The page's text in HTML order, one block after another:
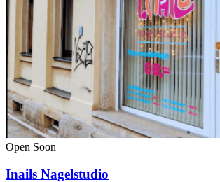
Open Soon
Inails Nagelstudio